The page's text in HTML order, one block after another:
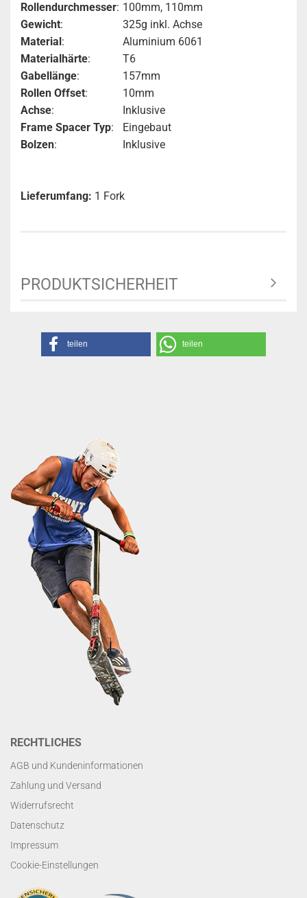
Rollendurchmesser: 100mm, 110mm
Gewicht:
325g inkl. Achse
Material:
Aluminium 6061
Materialhärte:
T6
Gabellänge:
157mm
Rollen Offset:
10mm
Achse:
Inklusive
Frame Spacer Typ:
Eingebaut
Bolzen: Inklusive
Lieferumfang: 1 Fork
PRODUKTSICHERHEIT
teilen teilen
RECHTLICHES
AGB und Kundeninformationen
Zahlung und Versand
Widerrufsrecht
Datenschutz
Impressum
Cookie-Einstellungen